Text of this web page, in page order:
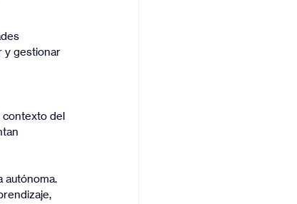
y gestionar
contexto del
autónoma.